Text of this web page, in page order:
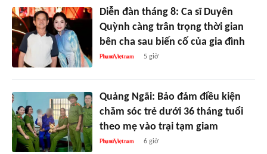
Diễn đàn tháng 8: Ca sĩ Duyên
Quỳnh càng trân trọng thời gian
bên cha sau biến cố của gia đình
5 giờ
Quảng Ngãi: Bảo đảm điều kiện
chăm sóc trẻ dưới 36 tháng tuổi
theo mẹ vào trại tạm giam
6 giờ